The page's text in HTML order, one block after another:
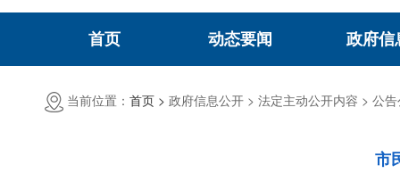
首页 动态要闻 政府信
当前位置： 首页 > 政府信息公开 > 法定主动公开内容 > 公
市